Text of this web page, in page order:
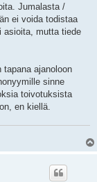
Jumalasta /
ei voida todistaa
asioita, mutta tiede
ajanoloon
sinne
toivotuksista
en kiellä.